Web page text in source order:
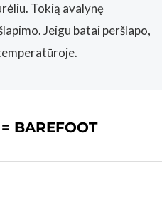
Tokią avalynę
Jeigu batai peršlapo,
BAREFOOT